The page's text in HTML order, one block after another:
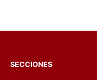
SECCIONES